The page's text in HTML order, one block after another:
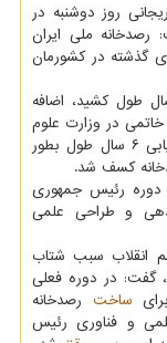
روز دوشنبه در
رصدخانه ملی ایران
گذشته در کشورمان
اعلان اینکه اجرای این طرح بزرگ ۲۵ سال طول کشید، اضافه
در وزارت علوم
به تصویب رسید و در ادامه طرح عظیم مکان یابی ۶ سال طول بطور
کسف شد.
دوره رئیس جمهوری
و طراحی علمی
انقلاب سبب شتاب
گفت: در دوره فعلی
ساخت رصدخانه
و فناوری رئیس